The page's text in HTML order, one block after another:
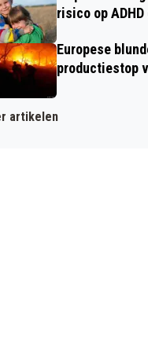
risico op
Europese
productiestop
artikelen